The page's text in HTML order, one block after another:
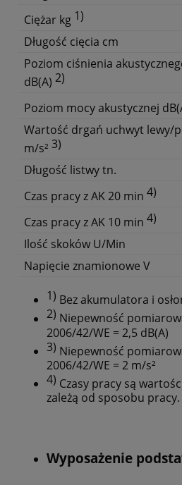
Ciężar kg 1)
Długość cięcia cm
Poziom ciśnienia
dB(A) 2)
Poziom mocy akustycznej
Wartość drgań uchwyt lewy/
m/s² 3)
Długość listwy tn.
Czas pracy z AK 20 min 4)
Czas pracy z AK 10 min 4)
Ilość skoków U/Min
Napięcie znamionowe V
1) Bez akumulatora i
2) Niepewność
2006/42/WE = 2,5 dB(A)
3) Niepewność
2006/42/WE = 2 m/s²
4) Czasy pracy są
zależą od sposobu pracy.
Wyposażenie